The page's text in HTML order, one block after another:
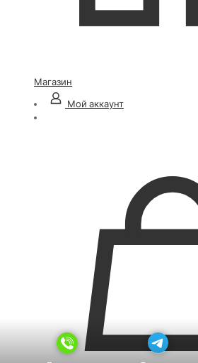
Магазин
Мой аккаунт